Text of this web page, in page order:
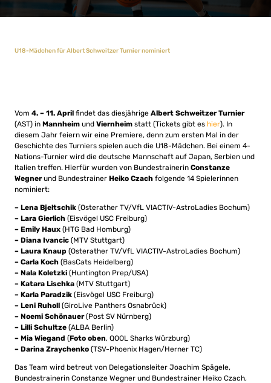
U18-Mädchen für Albert Schweitzer Turnier nominiert
Vom 4. – 11. April findet das diesjährige Albert Schweitzer Turnier
(AST) in Mannheim und Viernheim statt (Tickets gibt es hier). In
diesem Jahr feiern wir eine Premiere, denn zum ersten Mal in der
Geschichte des Turniers spielen auch die U18-Mädchen. Bei einem 4-
Nations-Turnier wird die deutsche Mannschaft auf Japan, Serbien und
Italien treffen. Hierfür wurden von Bundestrainerin Constanze
Wegnerund Bundestrainer Heiko Czach folgende 14 Spielerinnen
nominiert:
– Lena Bjeltschik (Osterather TV/VfL VIACTIV-AstroLadies Bochum)
– Lara Gierlich (Eisvögel USC Freiburg)
– Emily Haux (HTG Bad Homburg)
– Diana Ivancic (MTV Stuttgart)
– Laura Knaup (Osterather TV/VfL VIACTIV-AstroLadies Bochum)
– Carla Koch (BasCats Heidelberg)
– Nala Koletzki (Huntington Prep/USA)
– Katara Lischka (MTV Stuttgart)
– Karla Paradzik (Eisvögel USC Freiburg)
– Leni Ruholl (GiroLive Panthers Osnabrück)
– Noemi Schönauer(Post SV Nürnberg)
– Lilli Schultze (ALBA Berlin)
– Mia Wiegand (Foto oben, QOOL Sharks Würzburg)
– Darina Zraychenko (TSV-Phoenix Hagen/Herner TC)
Das Team wird betreut von Delegationsleiter Joachim Spägele,
Bundestrainerin Constanze Wegner und Bundestrainer Heiko Czach,